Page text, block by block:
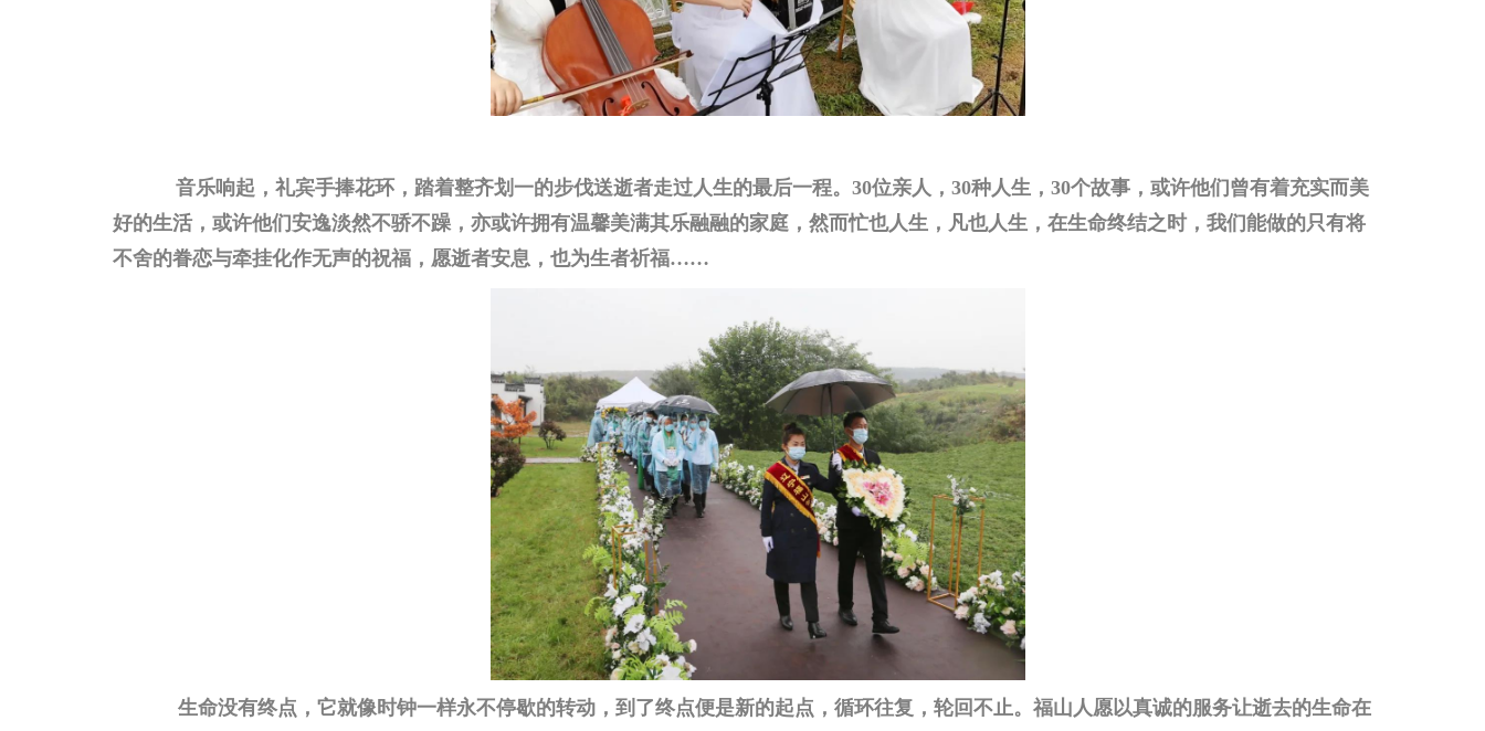
音乐响起，礼宾手捧花环，踏着整齐划一的步伐送逝者走过人生的最后一程。30位亲人，30种人生，30个故事，或许他们曾有着充实而美
好的生活，或许他们安逸淡然不骄不躁，亦或许拥有温馨美满其乐融融的家庭，然而忙也人生，凡也人生，在生命终结之时，我们能做的只有将
不舍的眷恋与牵挂化作无声的祝福，愿逝者安息，也为生者祈福……
生命没有终点，它就像时钟一样永不停歇的转动，到了终点便是新的起点，循环往复，轮回不止。福山人愿以真诚的服务让逝去的生命在